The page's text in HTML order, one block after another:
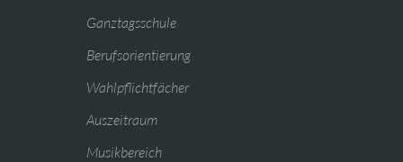
Ganztagsschule
Berufsorientierung
Wahlpflichtfächer
Auszeitraum
Musikbereich